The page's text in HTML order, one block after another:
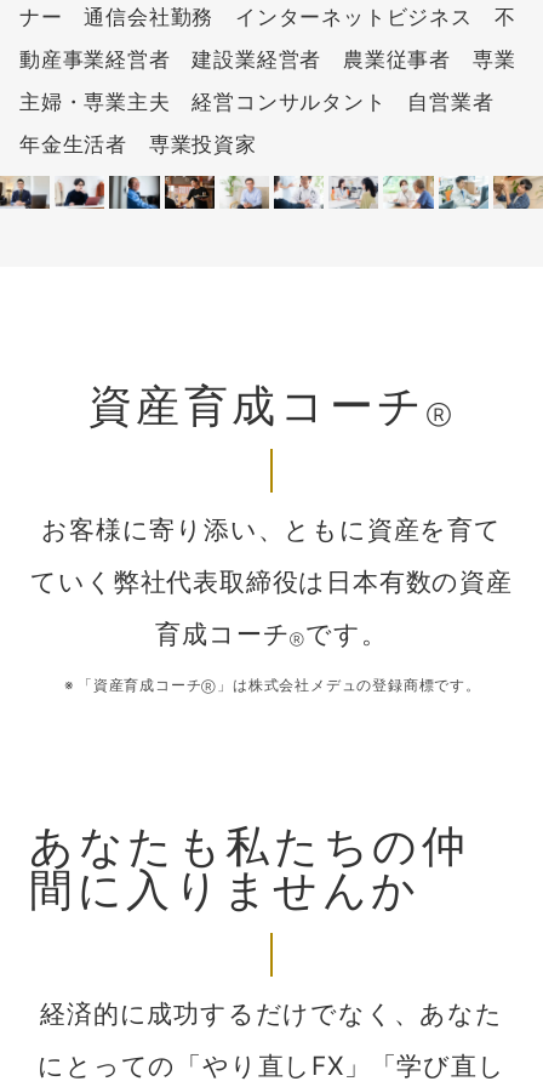
ナー 通信会社勤務 インターネットビジネス 不
動産事業経営者 建設業経営者 農業従事者 専業
主婦・専業主夫 経営コンサルタント 自営業者
年金生活者 専業投資家
資産育成コーチ Ⓡ
お客様に寄り添い、ともに資産を育て
ていく 弊社代表取締役は日本有数の資産
育成コーチⓇ です。
「資産育成コーチⓇ 」は株式会社メデュの登録商標です。
あなたも私たちの仲
間に入りませんか
経済的に成功するだけでなく、 あ なた
にとっての「やり直しFX」「学び直し